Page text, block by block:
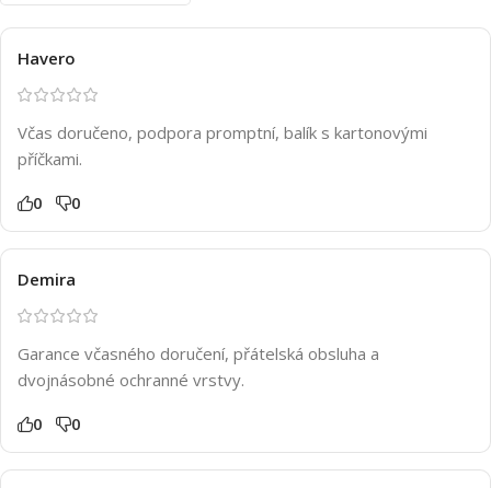
Havero
Včas doručeno, podpora promptní, balík s kartonovými
příčkami.
0 0
Demira
Garance včasného doručení, přátelská obsluha a
dvojnásobné ochranné vrstvy.
0 0